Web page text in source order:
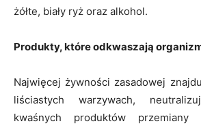
żółte, biały ryż oraz alkohol.
Produkty, które odkwaszają
Najwięcej żywności zasadowej
liściastych warzywach,
kwaśnych produktów przemiany